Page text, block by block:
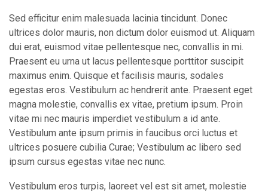
Sed efficitur enim malesuada lacinia tincidunt. Donec
ultrices dolor mauris, non dictum dolor euismod ut. Aliquam
dui erat, euismod vitae pellentesque nec, convallis in mi.
Praesent eu urna ut lacus pellentesque porttitor suscipit
maximus enim. Quisque et facilisis mauris, sodales
egestas eros. Vestibulum ac hendrerit ante. Praesent eget
magna molestie, convallis ex vitae, pretium ipsum. Proin
vitae mi nec mauris imperdiet vestibulum a id ante.
Vestibulum ante ipsum primis in faucibus orci luctus et
ultrices posuere cubilia Curae; Vestibulum ac libero sed
ipsum cursus egestas vitae nec nunc.
Vestibulum eros turpis, laoreet vel est sit amet, molestie